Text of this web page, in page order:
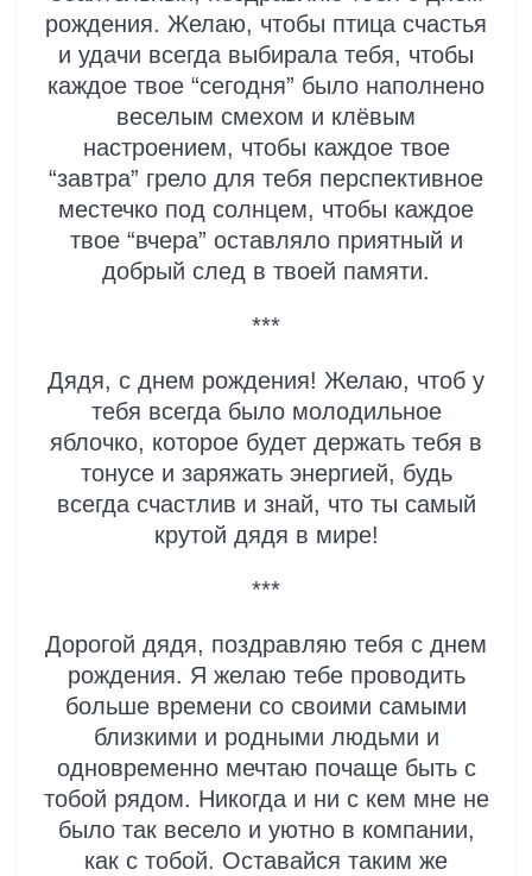
рождения. Желаю, чтобы птица счастья
и удачи всегда выбирала тебя, чтобы
каждое твое “сегодня” было наполнено
веселым смехом и клёвым
настроением, чтобы каждое твое
“завтра” грело для тебя перспективное
местечко под солнцем, чтобы каждое
твое “вчера” оставляло приятный и
добрый след в твоей памяти.
***
Дядя, с днем рождения! Желаю, чтоб у
тебя всегда было молодильное
яблочко, которое будет держать тебя в
тонусе и заряжать энергией, будь
всегда счастлив и знай, что ты самый
крутой дядя в мире!
***
Дорогой дядя, поздравляю тебя с днем
рождения. Я желаю тебе проводить
больше времени со своими самыми
близкими и родными людьми и
одновременно мечтаю почаще быть с
тобой рядом. Никогда и ни с кем мне не
было так весело и уютно в компании,
как с тобой. Оставайся таким же